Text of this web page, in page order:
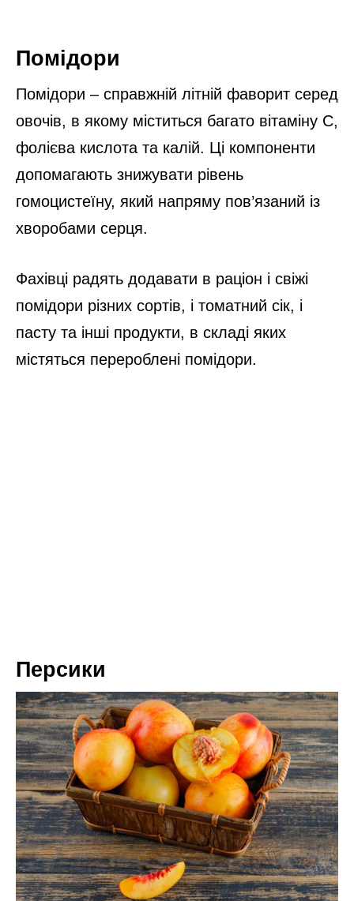
Помідори
Помідори – справжній літній фаворит серед
овочів, в якому міститься багато вітаміну С,
фолієва кислота та калій. Ці компоненти
допомагають знижувати рівень
гомоцистеїну, який напряму пов’язаний із
хворобами серця.
Фахівці радять додавати в раціон і свіжі
помідори різних сортів, і томатний сік, і
пасту та інші продукти, в складі яких
містяться перероблені помідори.
Персики